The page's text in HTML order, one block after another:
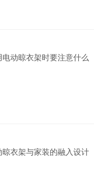
电动晾衣架时要注意什么
晾衣架与家装的融入设计